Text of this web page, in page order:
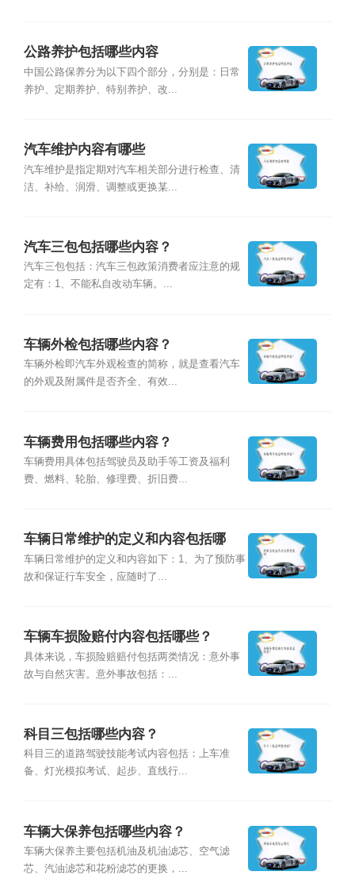
公路养护包括哪些内容
中国公路保养分为以下四个部分，分别是：日常
养护、定期养护、特别养护、改...
汽车维护内容有哪些
汽车维护是指定期对汽车相关部分进行检查、清
洁、补给、润滑、调整或更换某...
汽车三包包括哪些内容？
汽车三包包括：汽车三包政策消费者应注意的规
定有：1、不能私自改动车辆。...
车辆外检包括哪些内容？
车辆外检即汽车外观检查的简称，就是查看汽车
的外观及附属件是否齐全、有效...
车辆费用包括哪些内容？
车辆费用具体包括驾驶员及助手等工资及福利
费、燃料、轮胎、修理费、折旧费...
车辆日常维护的定义和内容包括哪
些？
车辆日常维护的定义和内容如下：1、为了预防事
故和保证行车安全，应随时了...
车辆车损险赔付内容包括哪些？
具体来说，车损险赔赔付包括两类情况：意外事
故与自然灾害。意外事故包括：...
科目三包括哪些内容？
科目三的道路驾驶技能考试内容包括：上车准
备、灯光模拟考试、起步、直线行...
车辆大保养包括哪些内容？
车辆大保养主要包括机油及机油滤芯、空气滤
芯、汽油滤芯和花粉滤芯的更换，...